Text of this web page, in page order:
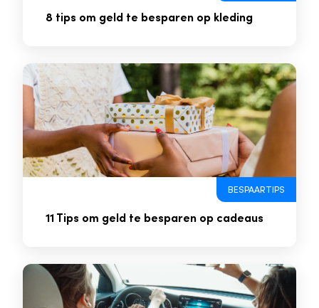
8 tips om geld te besparen op kleding
BESPAARTIPS
11 Tips om geld te besparen op cadeaus